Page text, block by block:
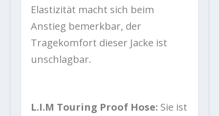
Elastizität macht sich beim
Anstieg bemerkbar, der
Tragekomfort dieser Jacke ist
unschlagbar.
L.I.M Touring Proof Hose: Sie ist